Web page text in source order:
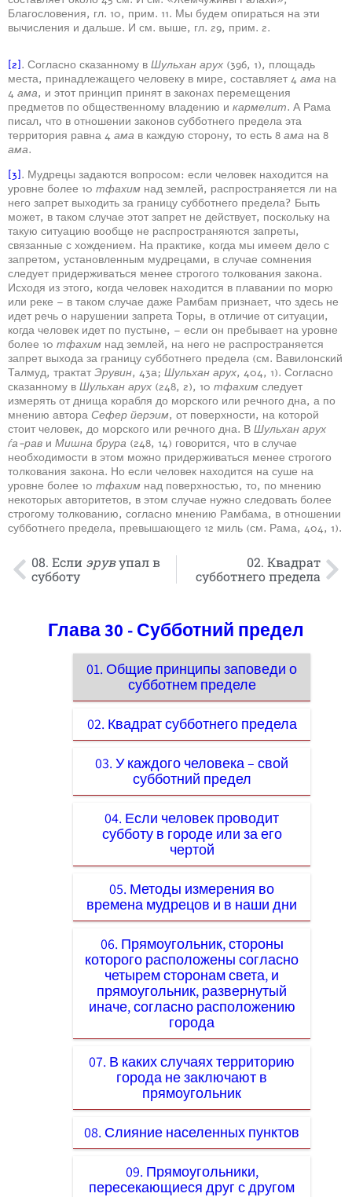
Благословения, гл. 10, прим. 11. Мы будем опираться на эти
вычисления и дальше. И см. выше, гл. 29, прим. 2.
[2]. Согласно сказанному в Шульхан арух (396, 1), площадь
места, принадлежащего человеку в мире, составляет 4 ама на
4 ама, и этот принцип принят в законах перемещения
предметов по общественному владению и кармелит. А Рама
писал, что в отношении законов субботнего предела эта
территория равна 4 ама в каждую сторону, то есть 8 ама на 8
ама.
[3]. Мудрецы задаются вопросом: если человек находится на
уровне более 10 тфахим над землей, распространяется ли на
него запрет выходить за границу субботнего предела? Быть
может, в таком случае этот запрет не действует, поскольку на
такую ситуацию вообще не распространяются запреты,
связанные с хождением. На практике, когда мы имеем дело с
запретом, установленным мудрецами, в случае сомнения
следует придерживаться менее строгого толкования закона.
Исходя из этого, когда человек находится в плавании по морю
или реке – в таком случае даже Рамбам признает, что здесь не
идет речь о нарушении запрета Торы, в отличие от ситуации,
когда человек идет по пустыне, – если он пребывает на уровне
более 10 тфахим над землей, на него не распространяется
запрет выхода за границу субботнего предела (см. Вавилонский
Талмуд, трактат Эрувин, 43а; Шульхан арух, 404, 1). Согласно
сказанному в Шульхан арух (248, 2), 10 тфахим следует
измерять от днища корабля до морского или речного дна, а по
мнению автора Сефер йерэим, от поверхности, на которой
стоит человек, до морского или речного дна. В Шульхан арух
ѓа-рав и Мишна брура (248, 14) говорится, что в случае
необходимости в этом можно придерживаться менее строгого
толкования закона. Но если человек находится на суше на
уровне более 10 тфахим над поверхностью, то, по мнению
некоторых авторитетов, в этом случае нужно следовать более
строгому толкованию, согласно мнению Рамбама, в отношении
субботнего предела, превышающего 12 миль (см. Рама, 404, 1).
08. Если эрувупал в
субботу
02. Квадрат
субботнего предела
Глава 30 - Субботний предел
01. Общие принципы заповеди о
субботнем пределе
02. Квадрат субботнего предела
03. У каждого человека – свой
субботний предел
04. Если человек проводит
субботу в городе или за его
чертой
05. Методы измерения во
времена мудрецов и в наши дни
06. Прямоугольник, стороны
которого расположены согласно
четырем сторонам света, и
прямоугольник, развернутый
иначе, согласно расположению
города
07. В каких случаях территорию
города не заключают в
прямоугольник
08. Слияние населенных пунктов
09. Прямоугольники,
пересекающиеся друг с другом